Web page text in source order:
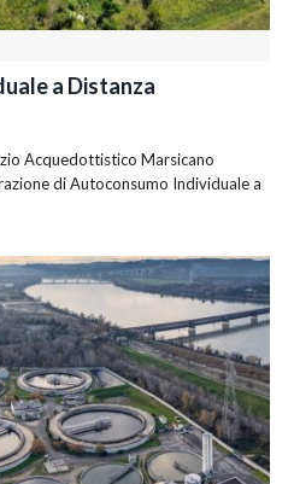
a Distanza
Acquedottistico Marsicano
di Autoconsumo Individuale a